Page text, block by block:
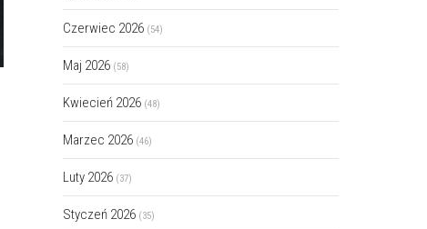
Czerwiec 2026 (54)
Maj 2026 (58)
Kwiecień 2026 (48)
Marzec 2026 (46)
Luty 2026 (37)
Styczeń 2026 (35)